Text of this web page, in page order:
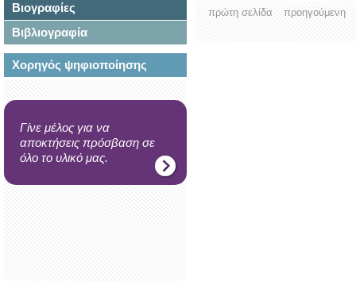
Βιογραφίες
Βιβλιογραφία
Χορηγός ψηφιοποίησης
Γίνε μέλος για να
αποκτήσεις πρόσβαση σε
όλο το υλικό μας.
πρώτη σελίδα προηγούμενη